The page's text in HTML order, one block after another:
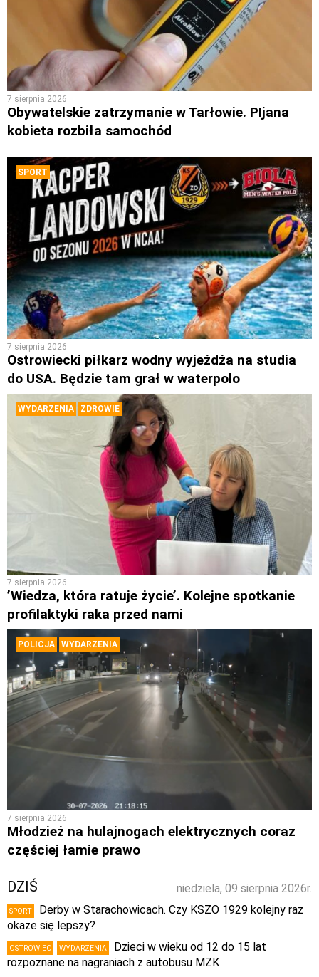
7 sierpnia 2026
Obywatelskie zatrzymanie w Tarłowie. PIjana
kobieta rozbiła samochód
SPORT
7 sierpnia 2026
Ostrowiecki piłkarz wodny wyjeżdża na studia
do USA. Będzie tam grał w waterpolo
WYDARZENIA ZDROWIE
7 sierpnia 2026
’Wiedza, która ratuje życie’. Kolejne spotkanie
profilaktyki raka przed nami
POLICJA WYDARZENIA
7 sierpnia 2026
Młodzież na hulajnogach elektrycznych coraz
częściej łamie prawo
niedziela, 09 sierpnia 2026r.
DZIŚ
SPORT
Derby w Starachowicach. Czy KSZO 1929 kolejny raz
okaże się lepszy?
OSTROWIEC WYDARZENIA
Dzieci w wieku od 12 do 15 lat
rozpoznane na nagraniach z autobusu MZK